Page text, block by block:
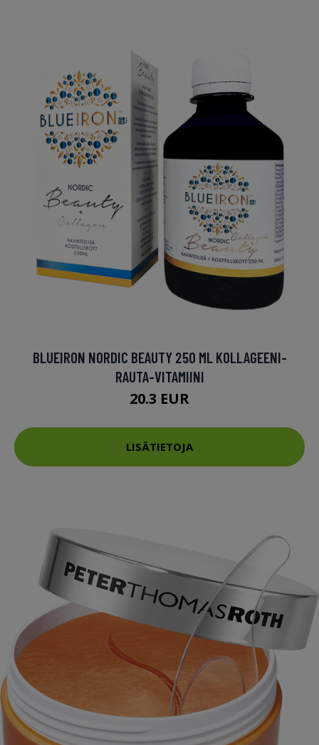
BLUEIRON NORDIC BEAUTY 250 ML KOLLAGEENI-
RAUTA-VITAMIINI
20.3 EUR
LISÄTIETOJA